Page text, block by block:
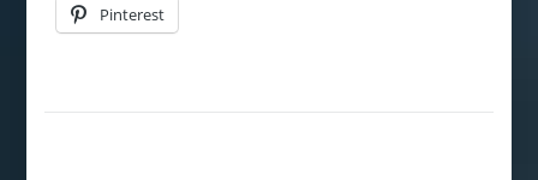
Pinterest